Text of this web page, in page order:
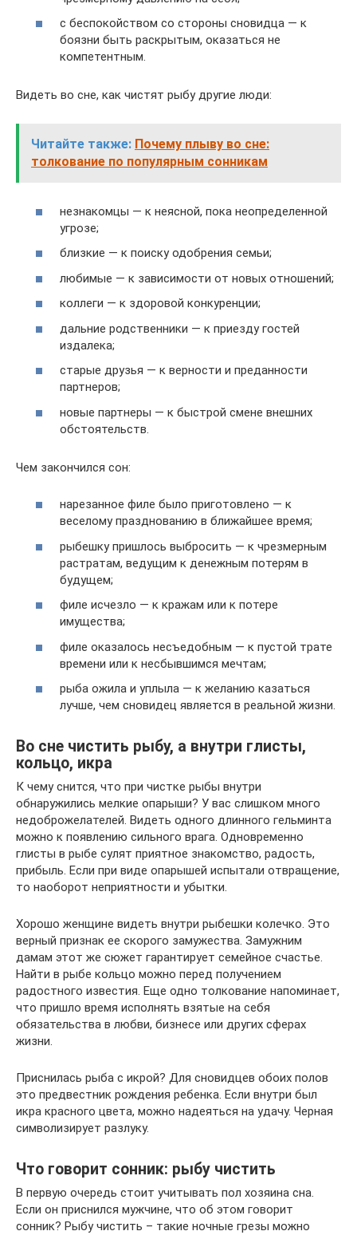
с беспокойством со стороны сновидца — к
боязни быть раскрытым, оказаться не
компетентным.
Видеть во сне, как чистят рыбу другие люди:
Читайте также: Почему плыву во сне:
толкование по популярным сонникам
незнакомцы — к неясной, пока неопределенной
угрозе;
близкие — к поиску одобрения семьи;
любимые — к зависимости от новых отношений;
коллеги — к здоровой конкуренции;
дальние родственники — к приезду гостей
издалека;
старые друзья — к верности и преданности
партнеров;
новые партнеры — к быстрой смене внешних
обстоятельств.
Чем закончился сон:
нарезанное филе было приготовлено — к
веселому празднованию в ближайшее время;
рыбешку пришлось выбросить — к чрезмерным
растратам, ведущим к денежным потерям в
будущем;
филе исчезло — к кражам или к потере
имущества;
филе оказалось несъедобным — к пустой трате
времени или к несбывшимся мечтам;
рыба ожила и уплыла — к желанию казаться
лучше, чем сновидец является в реальной жизни.
Во сне чистить рыбу, а внутри глисты,
кольцо, икра
К чему снится, что при чистке рыбы внутри
обнаружились мелкие опарыши? У вас слишком много
недоброжелателей. Видеть одного длинного гельминта
можно к появлению сильного врага. Одновременно
глисты в рыбе сулят приятное знакомство, радость,
прибыль. Если при виде опарышей испытали отвращение,
то наоборот неприятности и убытки.
Хорошо женщине видеть внутри рыбешки колечко. Это
верный признак ее скорого замужества. Замужним
дамам этот же сюжет гарантирует семейное счастье.
Найти в рыбе кольцо можно перед получением
радостного известия. Еще одно толкование напоминает,
что пришло время исполнять взятые на себя
обязательства в любви, бизнесе или других сферах
жизни.
Приснилась рыба с икрой? Для сновидцев обоих полов
это предвестник рождения ребенка. Если внутри был
икра красного цвета, можно надеяться на удачу. Черная
символизирует разлуку.
Что говорит сонник: рыбу чистить
В первую очередь стоит учитывать пол хозяина сна.
Если он приснился мужчине, что об этом говорит
сонник? Рыбу чистить – такие ночные грезы можно